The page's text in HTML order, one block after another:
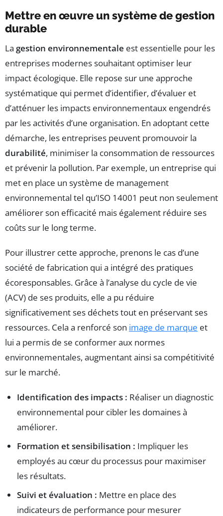
Mettre en œuvre un système de gestion
durable
La gestion environnementale est essentielle pour les
entreprises modernes souhaitant optimiser leur
impact écologique. Elle repose sur une approche
systématique qui permet d’identifier, d’évaluer et
d’atténuer les impacts environnementaux engendrés
par les activités d’une organisation. En adoptant cette
démarche, les entreprises peuvent promouvoir la
durabilité, minimiser la consommation de ressources
et prévenir la pollution. Par exemple, un entreprise qui
met en place un système de management
environnemental tel qu’ISO 14001 peut non seulement
améliorer son efficacité mais également réduire ses
coûts sur le long terme.
Pour illustrer cette approche, prenons le cas d’une
société de fabrication qui a intégré des pratiques
écoresponsables. Grâce à l’analyse du cycle de vie
(ACV) de ses produits, elle a pu réduire
significativement ses déchets tout en préservant ses
ressources. Cela a renforcé son image de marque et
lui a permis de se conformer aux normes
environnementales, augmentant ainsi sa compétitivité
sur le marché.
Identification des impacts : Réaliser un diagnostic
environnemental pour cibler les domaines à
améliorer.
Formation et sensibilisation : Impliquer les
employés au cœur du processus pour maximiser
les résultats.
Suivi et évaluation : Mettre en place des
indicateurs de performance pour mesurer